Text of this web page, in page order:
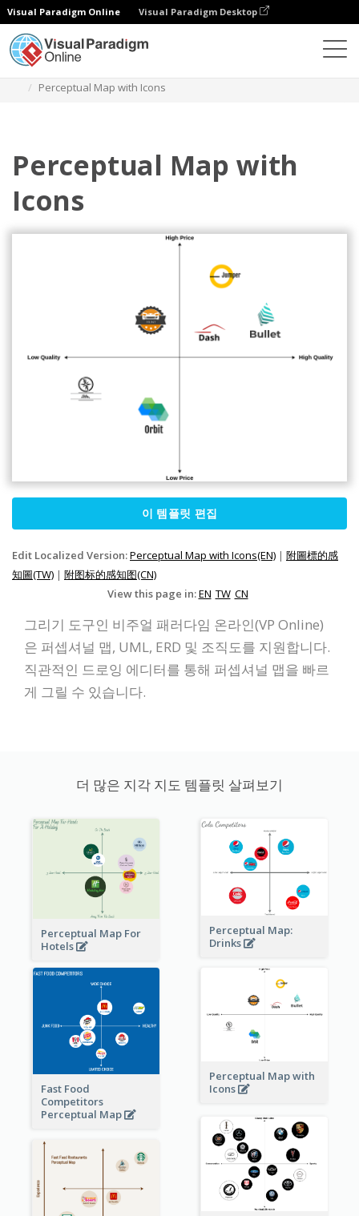
Visual Paradigm Online Visual Paradigm Desktop
Perceptual Map with Icons
Perceptual Map with
Icons
이 템플릿 편집
Edit Localized Version:Perceptual Map with Icons(EN) | 附圖標的感
知圖(TW) | 附图标的感知图(CN)
View this page in:EN TW CN
그리기 도구인 비주얼 패러다임 온라인(VP Online)
은 퍼셉셔널 맵, UML, ERD 및 조직도를 지원합니다.
직관적인 드로잉 에디터를 통해 퍼셉셔널 맵을 빠르
게 그릴 수 있습니다.
더 많은 지각 지도 템플릿 살펴보기
Perceptual Map For
Hotels
Perceptual Map:
Drinks
Fast Food
Competitors
Perceptual Map
Perceptual Map with
Icons